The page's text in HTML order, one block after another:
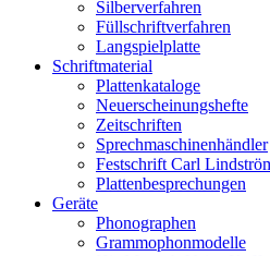
Silberverfahren
Füllschriftverfahren
Langspielplatte
Schriftmaterial
Plattenkataloge
Neuerscheinungshefte
Zeitschriften
Sprechmaschinenhändler
Festschrift Carl
Plattenbesprechungen
Geräte
Phonographen
Grammophonmodelle